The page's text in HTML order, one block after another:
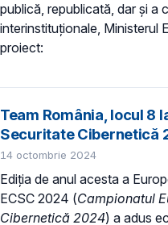
publică, republicată, dar și a
interinstituționale, Ministerul
proiect:
Team România, locul 8
Securitate Cibernetică
14 octombrie 2024
Ediția de anul acesta a
ECSC 2024 (Campionatul
Cibernetică 2024) a adus